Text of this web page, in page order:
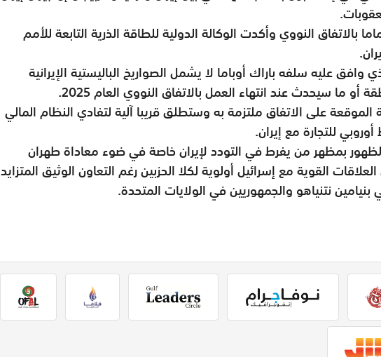
بالاتفاق النووي وأكدت الوكالة الدولية للطاقة الذرية التابعة للأمم
وافق عليه سلفه باراك أوباما لا يشمل الصواريخ الباليستية الإيرانية
ما سيحدث عند انتهاء العمل بالاتفاق النووي العام 2025.
الموقعة على الاتفاق ملتزمة به وستطلق قريبا آلية لتفادي النظام المالي
للتجارة مع إيران.
بمظهر من يفرط في التودد لإيران خاصة في ضوء معاداة طهران
القوية مع إسرائيل أولوية لكلا الحزبين رغم التعاون الوثيق المتزايد
بنيامين نتنياهو والجمهوريين في الولايات المتحدة.